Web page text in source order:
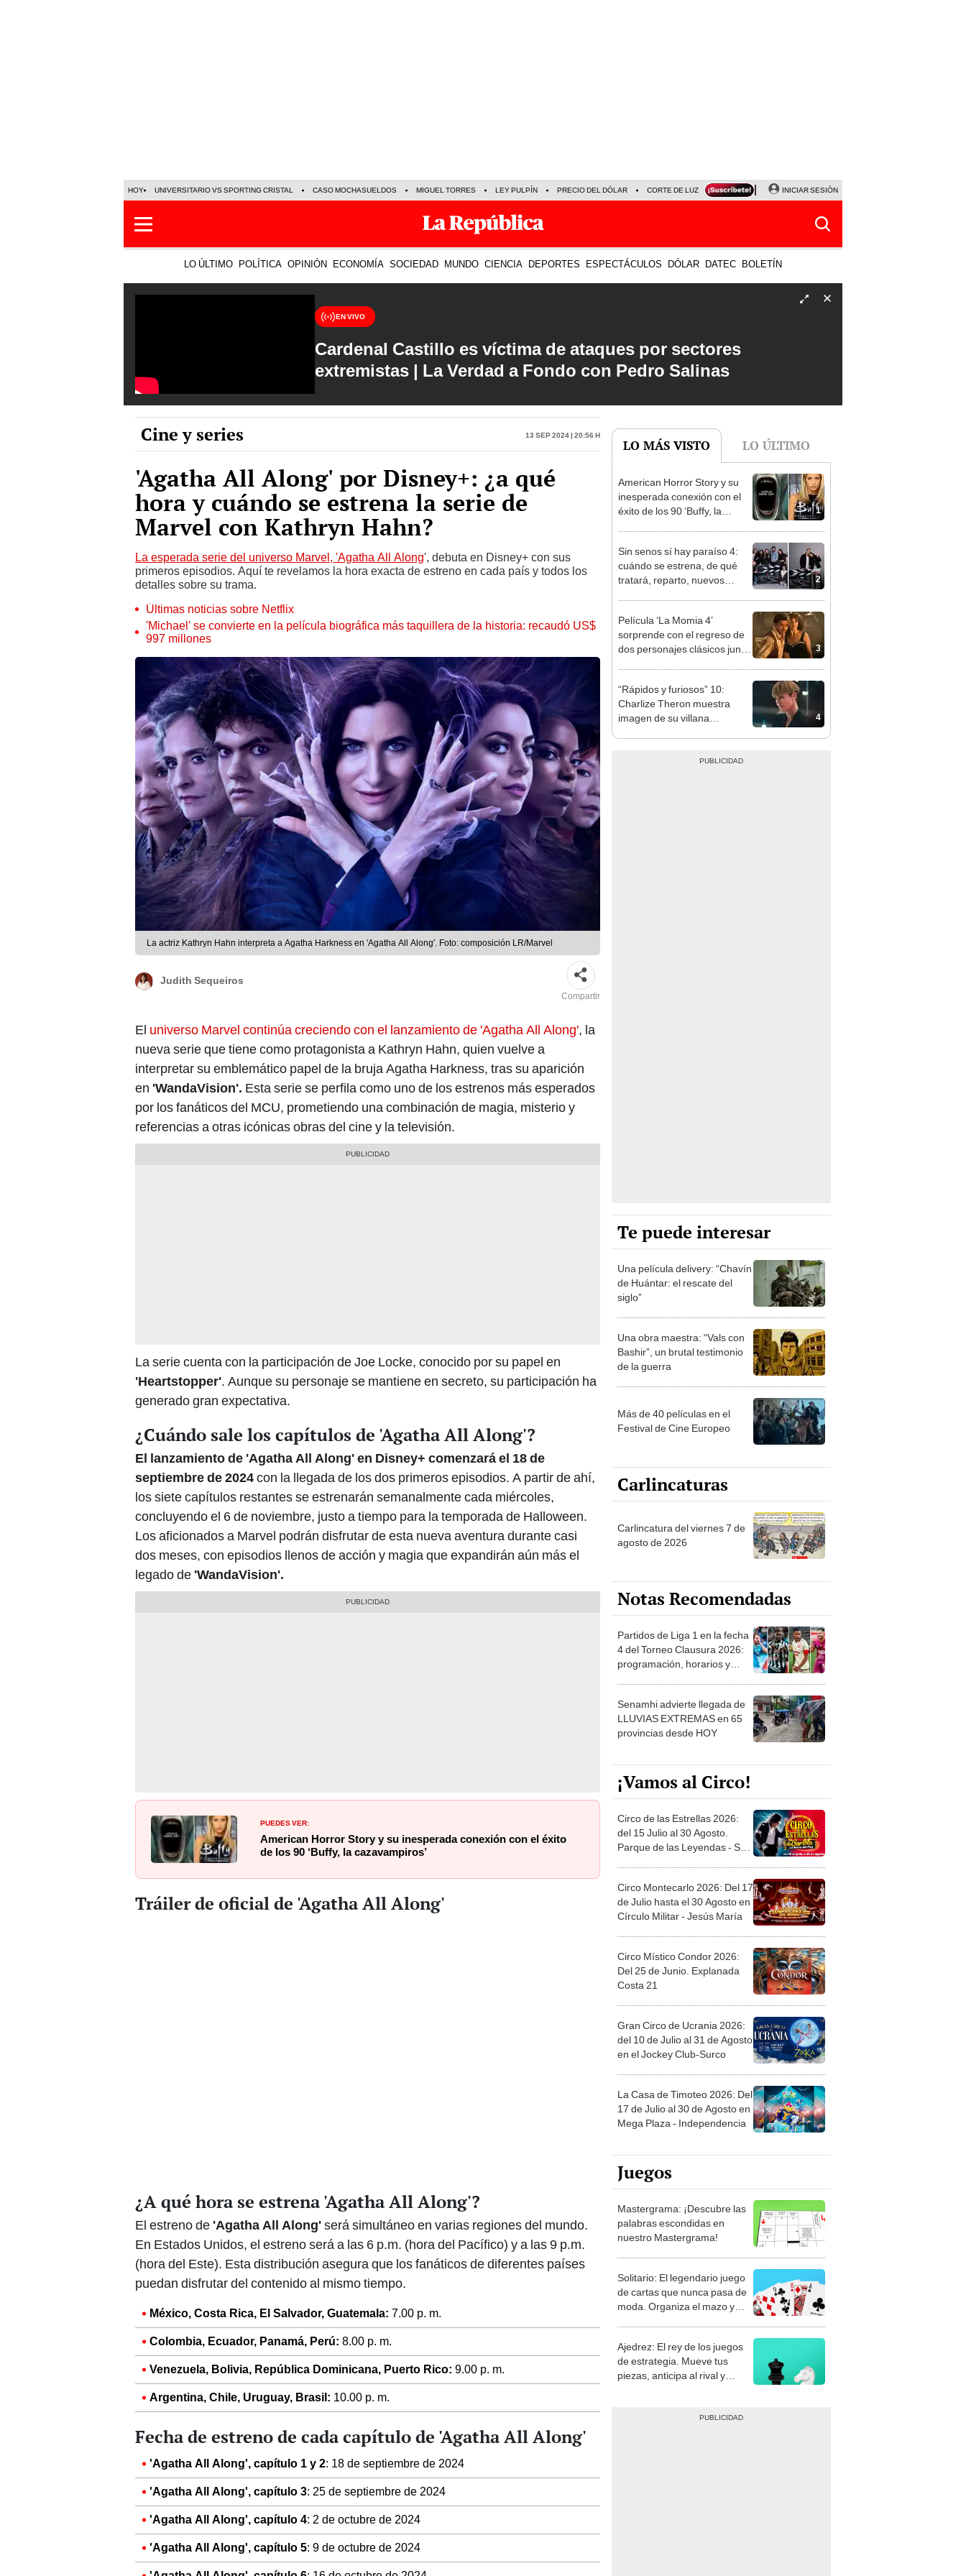
HOY UNIVERSITARIO VS SPORTING CRISTAL CASO MOCHASUELDOS MIGUEL TORRES LEY PULPÍN PRECIO DEL DÓLAR CORTE DE LUZ VIERNES 7 DE AGOSTO ALBERTO BENAVIDES
INICIAR SESIÓN
LO ÚLTIMO POLÍTICA OPINIÓN ECONOMÍA SOCIEDAD MUNDO CIENCIA DEPORTES ESPECTÁCULOS DÓLAR DATEC BOLETÍN
EN VIVO
Cardenal Castillo es víctima de ataques por sectores
extremistas | La Verdad a Fondo con Pedro Salinas
Cine y series 13 Sep 2024 | 20:56 h
'Agatha All Along' por Disney+: ¿a qué
hora y cuándo se estrena la serie de
Marvel con Kathryn Hahn?
La esperada serie del universo Marvel, 'Agatha All Along', debuta en Disney+ con sus
primeros episodios. Aquí te revelamos la hora exacta de estreno en cada país y todos los
detalles sobre su trama.
Últimas noticias sobre Netflix
'Michael' se convierte en la película biográfica más taquillera de la historia: recaudó US$
997 millones
La actriz Kathryn Hahn interpreta a Agatha Harkness en 'Agatha All Along'. Foto: composición LR/Marvel
Judith Sequeiros
Compartir
El universo Marvel continúa creciendo con el lanzamiento de 'Agatha All Along', la
nueva serie que tiene como protagonista a Kathryn Hahn, quien vuelve a
interpretar su emblemático papel de la bruja Agatha Harkness, tras su aparición
en 'WandaVision'. Esta serie se perfila como uno de los estrenos más esperados
por los fanáticos del MCU, prometiendo una combinación de magia, misterio y
referencias a otras icónicas obras del cine y la televisión.
La serie cuenta con la participación de Joe Locke, conocido por su papel en
'Heartstopper'. Aunque su personaje se mantiene en secreto, su participación ha
generado gran expectativa.
¿Cuándo sale los capítulos de 'Agatha All Along'?
El lanzamiento de 'Agatha All Along' en Disney+ comenzará el 18 de
septiembre de 2024con la llegada de los dos primeros episodios. A partir de ahí,
los siete capítulos restantes se estrenarán semanalmente cada miércoles,
concluyendo el 6 de noviembre, justo a tiempo para la temporada de Halloween.
Los aficionados a Marvel podrán disfrutar de esta nueva aventura durante casi
dos meses, con episodios llenos de acción y magia que expandirán aún más el
legado de 'WandaVision'.
PUEDES VER:
American Horror Story y su inesperada conexión con el éxito
de los 90 ‘Buffy, la cazavampiros’
Tráiler de oficial de 'Agatha All Along'
¿A qué hora se estrena 'Agatha All Along'?
El estreno de 'Agatha All Along'será simultáneo en varias regiones del mundo.
En Estados Unidos, el estreno será a las 6 p.m. (hora del Pacífico) y a las 9 p.m.
(hora del Este). Esta distribución asegura que los fanáticos de diferentes países
puedan disfrutar del contenido al mismo tiempo.
México, Costa Rica, El Salvador, Guatemala: 7.00 p. m.
Colombia, Ecuador, Panamá, Perú: 8.00 p. m.
Venezuela, Bolivia, República Dominicana, Puerto Rico: 9.00 p. m.
Argentina, Chile, Uruguay, Brasil: 10.00 p. m.
Fecha de estreno de cada capítulo de 'Agatha All Along'
'Agatha All Along', capítulo 1 y 2: 18 de septiembre de 2024
'Agatha All Along', capítulo 3: 25 de septiembre de 2024
'Agatha All Along', capítulo 4: 2 de octubre de 2024
'Agatha All Along', capítulo 5: 9 de octubre de 2024
LO MÁS VISTO LO ÚLTIMO
1
American Horror Story y su
inesperada conexión con el
éxito de los 90 ‘Buffy, la
2
Sin senos sí hay paraíso 4:
cuándo se estrena, de qué
tratará, reparto, nuevos
en Telemundo
3
Película ‘La Momia 4’
sorprende con el regreso de
dos personajes clásicos junto
4
“Rápidos y furiosos” 10:
Charlize Theron muestra
imagen de su villana
Te puede interesar
Una película delivery: “Chavín
de Huántar: el rescate del
siglo”
Una obra maestra: “Vals con
Bashir”, un brutal testimonio
de la guerra
Más de 40 películas en el
Festival de Cine Europeo
Carlincaturas
Carlincatura del viernes 7 de
agosto de 2026
Notas Recomendadas
Partidos de Liga 1 en la fecha
4 del Torneo Clausura 2026:
programación, horarios y
Senamhi advierte llegada de
LLUVIAS EXTREMAS en 65
provincias desde HOY
¡Vamos al Circo!
Circo de las Estrellas 2026:
del 15 Julio al 30 Agosto.
Parque de las Leyendas - San
Circo Montecarlo 2026: Del 17
de Julio hasta el 30 Agosto en
Círculo Militar - Jesús María
Circo Místico Condor 2026:
Del 25 de Junio. Explanada
Costa 21
Gran Circo de Ucrania 2026:
del 10 de Julio al 31 de Agosto
en el Jockey Club-Surco
La Casa de Timoteo 2026: Del
17 de Julio al 30 de Agosto en
Mega Plaza - Independencia
Juegos
Mastergrama: ¡Descubre las
palabras escondidas en
nuestro Mastergrama!
Solitario: El legendario juego
de cartas que nunca pasa de
moda. Organiza el mazo y
Ajedrez: El rey de los juegos
de estrategia. Mueve tus
piezas, anticipa al rival y